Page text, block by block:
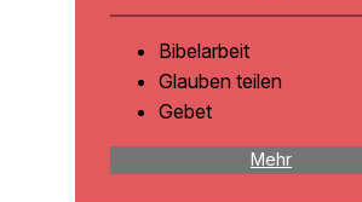
Bibelarbeit
Glauben teilen
Gebet
Mehr